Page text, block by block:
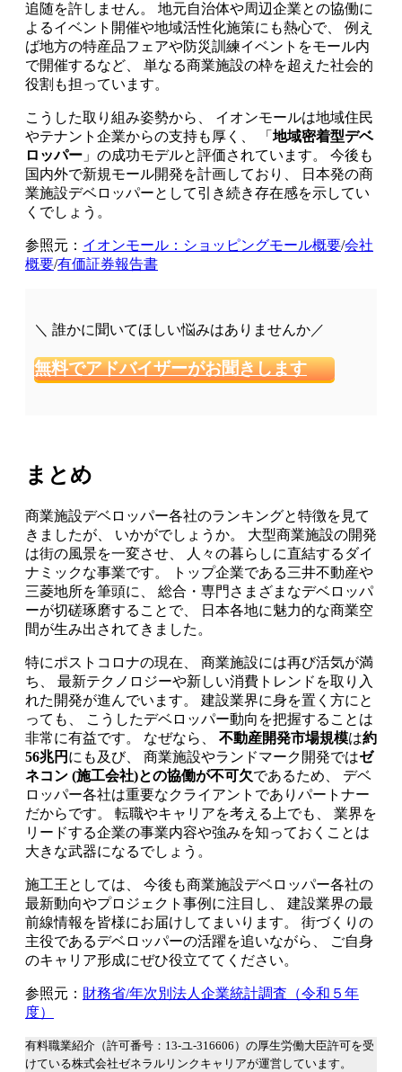
追随を許しません。 地元自治体や周辺企業との協働に
よるイベント開催や地域活性化施策にも熱心で、 例え
ば地方の特産品フェアや防災訓練イベントをモール内
で開催するなど、 単なる商業施設の枠を超えた社会的
役割も担っています。
こうした取り組み姿勢から、 イオンモールは地域住民
やテナント企業からの支持も厚く、 「 地域密着型デベ
ロッパー 」の成功モデルと評価されています。 今後も
国内外で新規モール開発を計画しており、 日本発の商
業施設デベロッパーとして引き続き存在感を示してい
くでしょう。
参照元： イオンモール：ショッピングモール概要/会社
概要/有価証券報告書
＼ 誰かに聞いてほしい悩みはありませんか／
無料でアドバイザーがお聞きします
まとめ
商業施設デベロッパー各社のランキングと特徴を見て
きましたが、 いかがでしょうか。 大型商業施設の開発
は街の風景を一変させ、 人々の暮らしに直結するダイ
ナミックな事業です。 トップ企業である三井不動産や
三菱地所を筆頭に、 総合・専門さまざまなデベロッパ
ーが切磋琢磨することで、 日本各地に魅力的な商業空
間が生み出されてきました。
特にポストコロナの現在、 商業施設には再び活気が満
ち、 最新テクノロジーや新しい消費トレンドを取り入
れた開発が進んでいます。 建設業界に身を置く方にと
っても、 こうしたデベロッパー動向を把握することは
非常に有益です。 なぜなら、 不動産開発市場規模は約
56兆円 にも及び、 商業施設やランドマーク開発ではゼ
ネコン (施工会社)との協働が不可欠であるため、 デベ
ロッパー各社は重要なクライアントでありパートナー
だからです。 転職やキャリアを考える上でも、 業界を
リードする企業の事業内容や強みを知っておくことは
大きな武器になるでしょう。
施工王としては、 今後も商業施設デベロッパー各社の
最新動向やプロジェクト事例に注目し、 建設業界の最
前線情報を皆様にお届けしてまいります。 街づくりの
主役であるデベロッパーの活躍を追いながら、 ご自身
のキャリア形成にぜひ役立ててください。
参照元： 財務省/年次別法人企業統計調査（令和５年
度）
有料職業紹介（許可番号：13-ユ-316606）の厚生労働大臣許可を受
けている株式会社ゼネラルリンクキャリアが運営しています。